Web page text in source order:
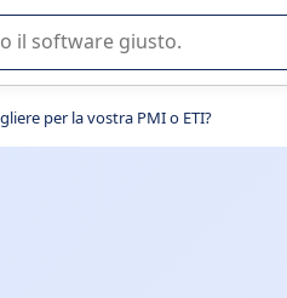
SaaS per la vostra
per la vostra PMI o ETI?